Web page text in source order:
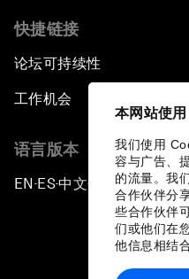
本网站使
我们使用
容与广告、
的流量。我
合作伙伴分
些合作伙伴
们或他们在
他信息相结合
快捷链接
论坛可持续性
工作机会
语言版本
EN ▪ ES▪中文▪ 日本語